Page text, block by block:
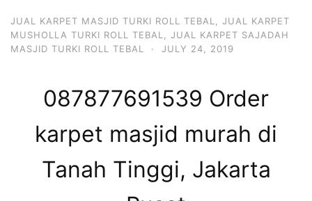
JUAL KARPET MASJID TURKI ROLL TEBAL
JUAL KARPET
MUSHOLLA TURKI ROLL TEBAL
JUAL KARPET SAJADAH
MASJID TURKI ROLL TEBAL
· JULY 24, 2019
087877691539 Order
karpet masjid murah di
Tanah Tinggi, Jakarta